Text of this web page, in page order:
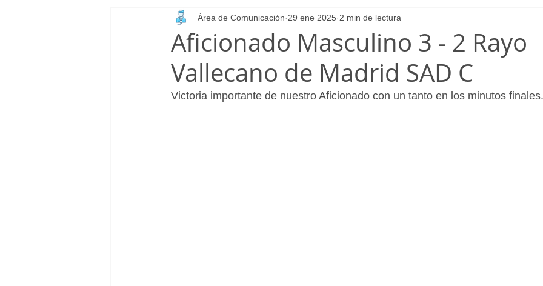
Infantil_Femenino Patrocinadores Juvenil_Femenino
Cadete_Masculino Club Juvenil_Masculino Alevin_Masculino Psicología
Aficionado Masculino 3 - 2 Rayo
Vallecano de Madrid SAD C
Área de Comunicación 29 ene 2025 2 min de lectura
Victoria importante de nuestro Aficionado con un tanto en los minutos finales.